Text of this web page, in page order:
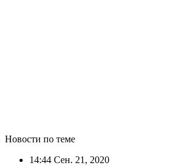
Новости по теме
14:44 Сен. 21, 2020